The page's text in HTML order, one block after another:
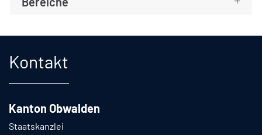
Kontakt
Kanton Obwalden
Staatskanzlei